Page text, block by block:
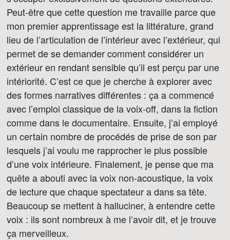
Peut-être que cette question me travaille parce que
mon premier apprentissage est la littérature, grand
lieu de l’articulation de l’intérieur avec l’extérieur, qui
permet de se demander comment considérer un
extérieur en rendant sensible qu’il est perçu par une
intériorité. C’est ce que je cherche à explorer avec
des formes narratives différentes : ça a commencé
avec l’emploi classique de la voix-off, dans la fiction
comme dans le documentaire. Ensuite, j’ai employé
un certain nombre de procédés de prise de son par
lesquels j’ai voulu me rapprocher le plus possible
d’une voix intérieure. Finalement, je pense que ma
quête a abouti avec la voix non-acoustique, la voix
de lecture que chaque spectateur a dans sa tête.
Beaucoup se mettent à halluciner, à entendre cette
voix : ils sont nombreux à me l’avoir dit, et je trouve
ça merveilleux.